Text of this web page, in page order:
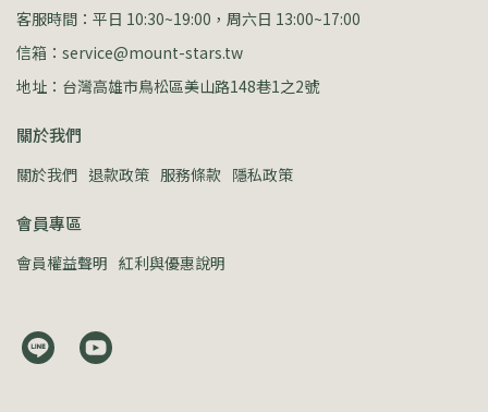
客服時間：平日 10:30~19:00，周六日 13:00~17:00
信箱：service@mount-stars.tw
地址：台灣高雄市鳥松區美山路148巷1之2號
關於我們
關於我們 退款政策 服務條款 隱私政策
會員專區
會員權益聲明 紅利與優惠說明